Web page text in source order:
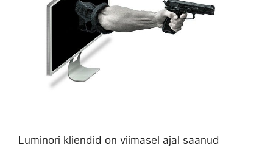
Luminori kliendid on viimasel ajal saanud